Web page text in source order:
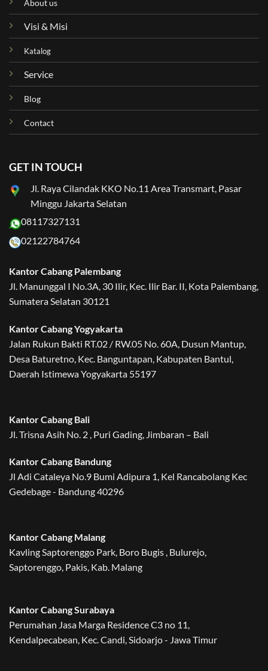
About us
Visi & Misi
Katalog
Service
Blog
Contact
GET IN TOUCH
Jl. Raya Cilandak KKO No.11 Area Transmart, Pasar
Minggu Jakarta Selatan
08117327131
02122784764
Kantor Cabang Palembang
Jl. Manunggal I No.3A, 30 Ilir, Kec. Ilir Bar. II, Kota Palembang,
Sumatera Selatan 30121
Kantor Cabang Yogyakarta
Jalan Rukun Bakti RT.02 / RW.05 No. 60A, Dusun Mantup,
Desa Baturetno, Kec. Banguntapan, Kabupaten Bantul,
Daerah Istimewa Yogyakarta 55197
Kantor Cabang Bali
Jl. Trisna Asih No. 2 , Puri Gading, Jimbaran – Bali
Kantor Cabang Bandung
Jl Adi Cataleya No.9 Bumi Adipura 1, Kel Rancabolang Kec
Gedebage - Bandung 40296
Kantor Cabang Malang
Kavling Saptorenggo Park, Boro Bugis , Bulurejo,
Saptorenggo, Pakis, Kab. Malang
Kantor Cabang Surabaya
Perumahan Jasa Marga Residence C3 no 11,
Kendalpecabean, Kec. Candi, Sidoarjo - Jawa Timur